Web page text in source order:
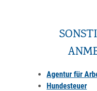
Agentur für
Hundesteuer